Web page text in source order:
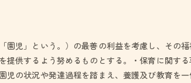
園児」という。）の最善の利益を考慮し、その
提供するよう努めるものとする。・保育に関す
児の状況や発達過程を踏まえ、養護及び教育を